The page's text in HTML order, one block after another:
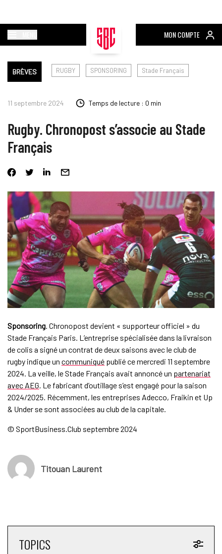
MON COMPTE
BRÈVES RUGBY SPONSORING Stade Français
11 septembre 2024 Temps de lecture : 0 min
Rugby. Chronopost s’associe au Stade
Français
Sponsoring. Chronopost devient « supporteur officiel » du
Stade Français Paris. L’entreprise spécialisée dans la livraison
de colis a signé un contrat de deux saisons avec le club de
rugby indique un communiquépublié ce mercredi 11 septembre
2024. La veille, le Stade Français avait annoncé un partenariat
avec AEG. Le fabricant d’outillage s’est engagé pour la saison
2024/2025. Récemment, les entreprises Adecco, Fraikin et Up
& Under se sont associées au club de la capitale.
© SportBusiness.Club septembre 2024
Titouan Laurent
TOPICS